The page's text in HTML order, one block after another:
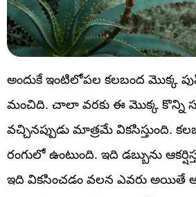
అందుకే ఇంటిలోపల కలబంద మొక్క
మంచిది. చాలా వరకు ఈ మొక్క కొన్ని
వచ్చినప్పుడు మాత్రమే వికసిస్తుంది.
రంగులో ఉంటుంది. ఇది డబ్బును
ఇది వికసించడం వలన ఎవరు అయితే